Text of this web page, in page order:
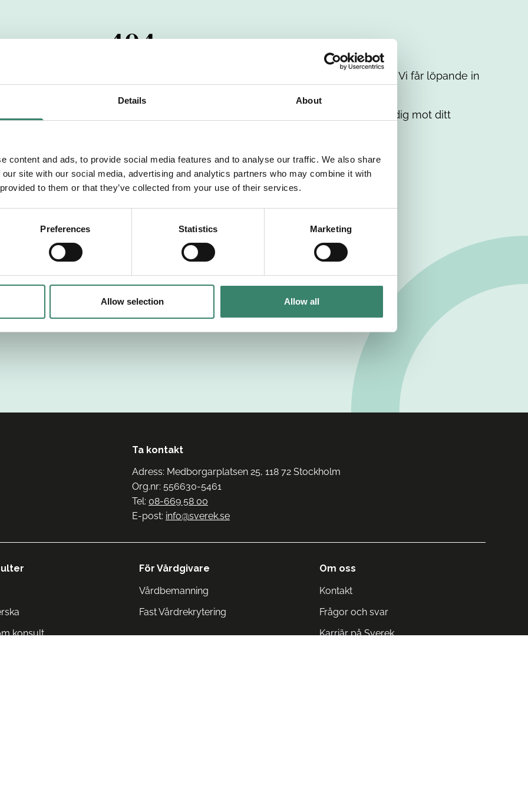
Details About
content and ads, to provide social media features and to analyse our traffic. We also share
site with our social media, advertising and analytics partners who may combine it with
to them or that they’ve collected from your use of their services.
Preferences Statistics Marketing
Allow selection Allow all
404
har passerats. Vi uppskattar verkligen ditt intresse. Misströsta inte. Vi får löpande in
dig med mer information om våra aktuella uppdrag. Tillsammans matchar vi dig mot ditt
Tillbaka till Sverek
Ta kontakt
Adress: Medborgarplatsen 25, 118 72 Stockholm
Org.nr: 556630-5461
Tel: 08-669 58 00
E-post: info@sverek.se
konsult
För Vårdgivare
Vårdbemanning
Fast Vårdrekrytering
Om oss
Kontakt
Frågor och svar
Karriär på Sverek